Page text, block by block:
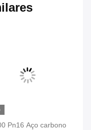
de desmontagem